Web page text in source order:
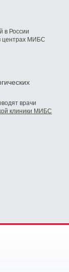
в России
центрах МИБС
врачи
клиники МИБС